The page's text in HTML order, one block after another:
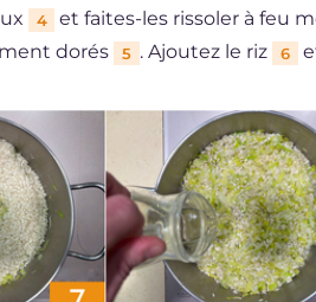
4
et faites-les rissoler à feu
dorés
5 . Ajoutez le riz 6